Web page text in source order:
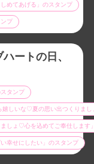
めてあげる」のスタンプ
プ
ートの日、
タンプ
嬉しいな♡夏の思い出つくりまし
しょ♡心を込めてご奉仕します
幸せにしたい」のスタンプ